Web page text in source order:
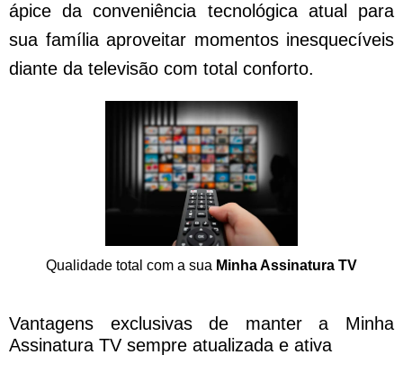
ápice da conveniência tecnológica atual para
sua família aproveitar momentos inesquecíveis
diante da televisão com total conforto.
Qualidade total com a sua Minha Assinatura TV
Vantagens exclusivas de manter a Minha
Assinatura TV sempre atualizada e ativa